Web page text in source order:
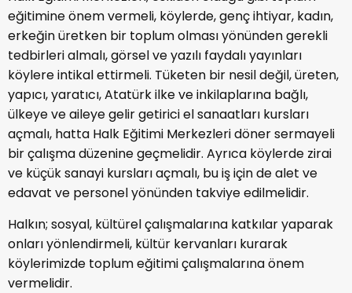
eğitimine önem vermeli, köylerde, genç ihtiyar, kadın,
erkeğin üretken bir toplum olması yönünden gerekli
tedbirleri almalı, görsel ve yazılı faydalı yayınları
köylere intikal ettirmeli. Tüketen bir nesil değil, üreten,
yapıcı, yaratıcı, Atatürk ilke ve inkilaplarına bağlı,
ülkeye ve aileye gelir getirici el sanaatları kursları
açmalı, hatta Halk Eğitimi Merkezleri döner sermayeli
bir çalışma düzenine geçmelidir. Ayrıca köylerde zirai
ve küçük sanayi kursları açmalı, bu iş için de alet ve
edavat ve personel yönünden takviye edilmelidir.
Halkın; sosyal, kültürel çalışmalarına katkılar yaparak
onları yönlendirmeli, kültür kervanları kurarak
köylerimizde toplum eğitimi çalışmalarına önem
vermelidir.